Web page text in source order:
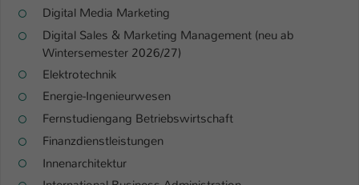
Digital Media Marketing
Digital Sales & Marketing Management (neu ab
Wintersemester 2026/27)
Elektrotechnik
Energie-Ingenieurwesen
Fernstudiengang Betriebswirtschaft
Finanzdienstleistungen
Innenarchitektur
Name be_typo_user
Anbieter
Laufzeit 1 Tag